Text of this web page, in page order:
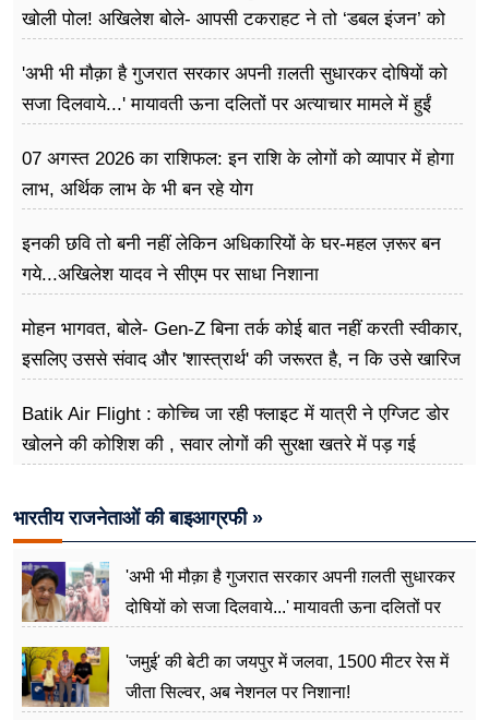
खोली पोल! अखिलेश बोले- आपसी टकराहट ने तो ‘डबल इंजन’ को
'अभी भी मौक़ा है गुजरात सरकार अपनी ग़लती सुधारकर दोषियों को
सजा दिलवाये...' मायावती ऊना दलितों पर अत्याचार मामले में हुईं
07 अगस्त 2026 का राशिफल: इन राशि के लोगों को व्यापार में होगा
लाभ, अर्थिक लाभ के भी बन रहे योग
इनकी छवि तो बनी नहीं लेकिन अधिकारियों के घर-महल ज़रूर बन
गये...अखिलेश यादव ने सीएम पर साधा​ निशाना
मोहन भागवत, बोले- Gen-Z बिना तर्क कोई बात नहीं करती स्वीकार,
इसलिए उससे संवाद और 'शास्त्रार्थ' की जरूरत है, न कि उसे खारिज
Batik Air Flight : कोच्चि जा रही फ्लाइट में यात्री ने एग्जिट डोर
खोलने की कोशिश की , सवार लोगों की सुरक्षा खतरे में पड़ गई
भारतीय राजनेताओं की बाइआग्रफी »
'अभी भी मौक़ा है गुजरात सरकार अपनी ग़लती सुधारकर
दोषियों को सजा दिलवाये...' मायावती ऊना दलितों पर
'जमुई' की बेटी का जयपुर में जलवा, 1500 मीटर रेस में
जीता सिल्वर, अब नेशनल पर निशाना!